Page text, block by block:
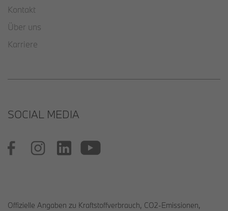
Kontakt
Über uns
Karriere
SOCIAL MEDIA
Offizielle Angaben zu Kraftstoffverbrauch, CO2-Emissionen,